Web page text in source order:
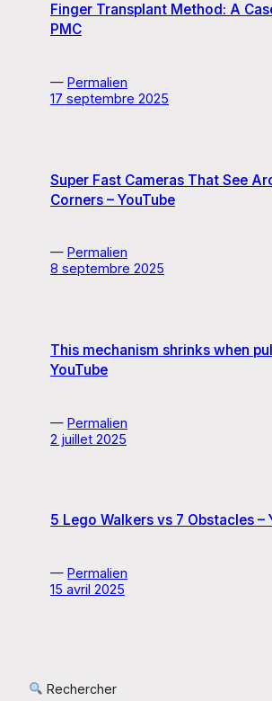
Finger Transplant Method: A
PMC
— Permalien
17 septembre 2025
Super Fast Cameras That See
Corners – YouTube
— Permalien
8 septembre 2025
This mechanism shrinks when
YouTube
— Permalien
2 juillet 2025
5 Lego Walkers vs 7 Obstacles –
— Permalien
15 avril 2025
Rechercher